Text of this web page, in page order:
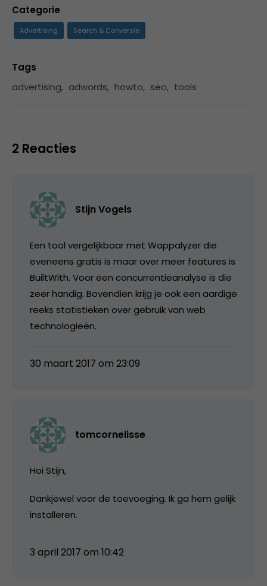
Categorie
Advertising Search & Conversie
Tags
advertising, adwords, howto, seo, tools
2 Reacties
Stijn Vogels
Een tool vergelijkbaar met Wappalyzer die
eveneens gratis is maar over meer features is
BuiltWith. Voor een concurrentieanalyse is die
zeer handig. Bovendien krijg je ook een aardige
reeks statistieken over gebruik van web
technologieën.
30 maart 2017 om 23:09
tomcornelisse
Hoi Stijn,
Dankjewel voor de toevoeging. Ik ga hem gelijk
installeren.
3 april 2017 om 10:42